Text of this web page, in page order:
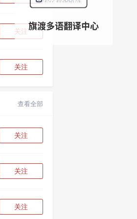
关注
关注
查看全部
关注
关注
关注